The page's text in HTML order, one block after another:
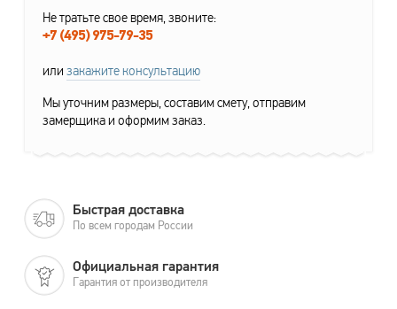
Не тратьте свое время, звоните:
+7 (495) 975-79-35
или закажите консультацию
Мы уточним размеры, составим смету, отправим
замерщика и оформим заказ.
Быстрая доставка
По всем городам России
Официальная гарантия
Гарантия от производителя